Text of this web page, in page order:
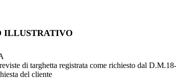
ILLUSTRATIVO
di targhetta registrata come richiesto dal
del cliente